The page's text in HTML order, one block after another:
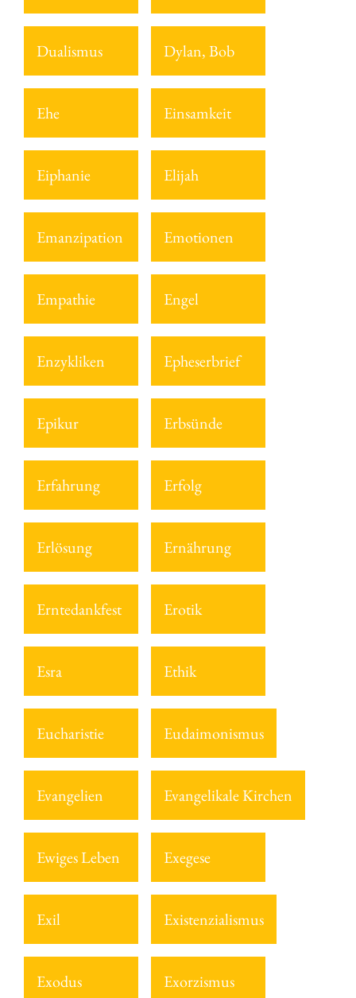
Dualismus Dylan, Bob
Ehe Einsamkeit
Eiphanie Elijah
Emanzipation Emotionen
Empathie Engel
Enzykliken Epheserbrief
Epikur Erbsünde
Erfahrung Erfolg
Erlösung Ernährung
Erntedankfest Erotik
Esra Ethik
Eucharistie Eudaimonismus
Evangelien Evangelikale Kirchen
Ewiges Leben Exegese
Exil Existenzialismus
Exodus Exorzismus